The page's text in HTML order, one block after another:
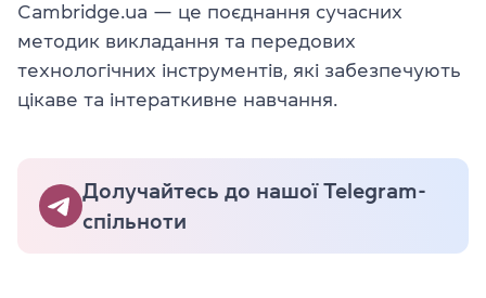
Cambridge.ua — це поєднання сучасних
методик викладання та передових
технологічних інструментів, які забезпечують
цікаве та інтераткивне навчання.
Долучайтесь до нашої Telegram-
спільноти